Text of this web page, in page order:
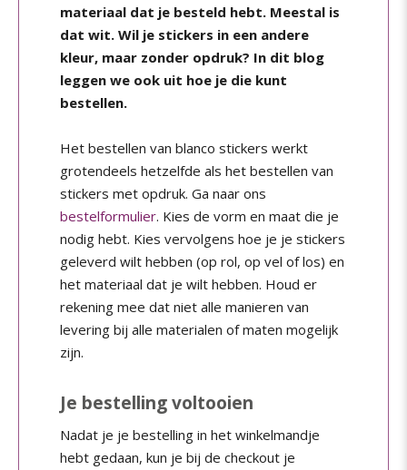
materiaal dat je besteld hebt. Meestal is
dat wit. Wil je stickers in een andere
kleur, maar zonder opdruk? In dit blog
leggen we ook uit hoe je die kunt
bestellen.
Het bestellen van blanco stickers werkt
grotendeels hetzelfde als het bestellen van
stickers met opdruk. Ga naar ons
bestelformulier. Kies de vorm en maat die je
nodig hebt. Kies vervolgens hoe je je stickers
geleverd wilt hebben (op rol, op vel of los) en
het materiaal dat je wilt hebben. Houd er
rekening mee dat niet alle manieren van
levering bij alle materialen of maten mogelijk
zijn.
Je bestelling voltooien
Nadat je je bestelling in het winkelmandje
hebt gedaan, kun je bij de checkout je